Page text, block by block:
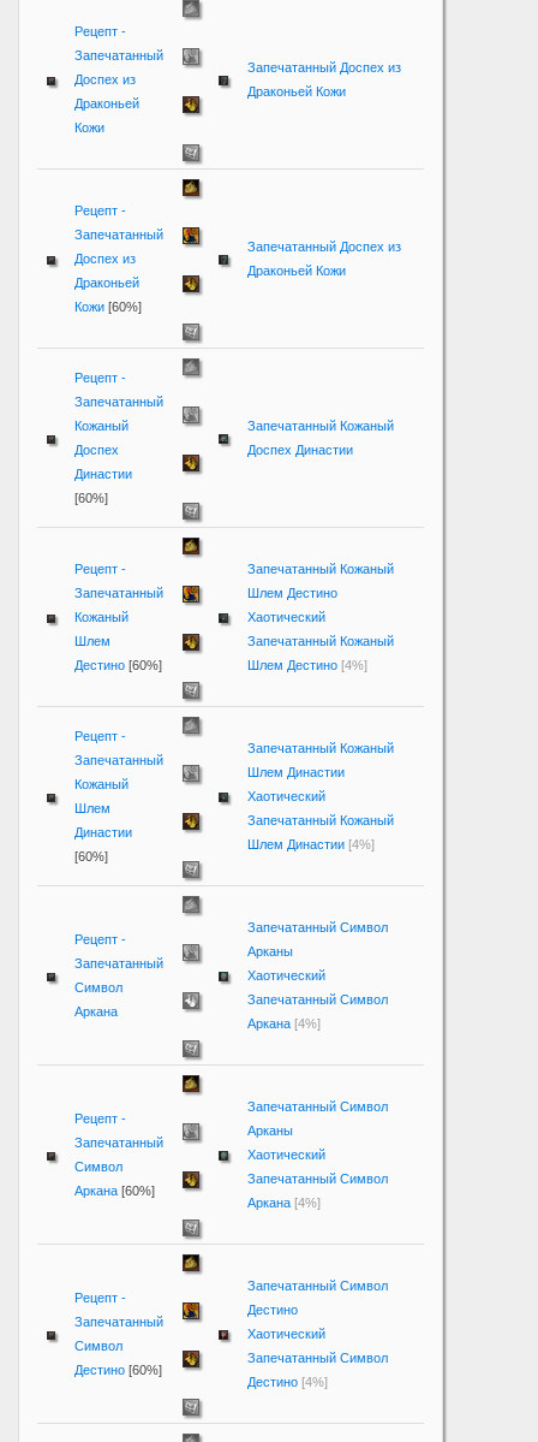
Рецепт -
Запечатанный
Доспех из
Драконьей
Кожи
Запечатанный Доспех из
Драконьей Кожи
Рецепт -
Запечатанный
Доспех из
Драконьей
Кожи [60%]
Запечатанный Доспех из
Драконьей Кожи
Рецепт -
Запечатанный
Кожаный
Доспех
Династии
[60%]
Запечатанный Кожаный
Доспех Династии
Рецепт -
Запечатанный
Кожаный
Шлем
Дестино [60%]
Запечатанный Кожаный
Шлем Дестино
Хаотический
Запечатанный Кожаный
Шлем Дестино [4%]
Рецепт -
Запечатанный
Кожаный
Шлем
Династии
[60%]
Запечатанный Кожаный
Шлем Династии
Хаотический
Запечатанный Кожаный
Шлем Династии [4%]
Рецепт -
Запечатанный
Символ
Аркана
Запечатанный Символ
Арканы
Хаотический
Запечатанный Символ
Аркана [4%]
Рецепт -
Запечатанный
Символ
Аркана [60%]
Запечатанный Символ
Арканы
Хаотический
Запечатанный Символ
Аркана [4%]
Рецепт -
Запечатанный
Символ
Дестино [60%]
Запечатанный Символ
Дестино
Хаотический
Запечатанный Символ
Дестино [4%]